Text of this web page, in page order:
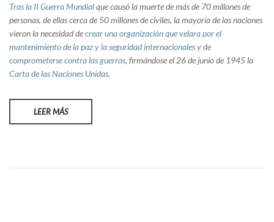
Tras la II Guerra Mundialque causó la muerte de más de 70 millones de
personas, de ellas cerca de 50 millones de civiles, la mayoría de las naciones
vieron la necesidad decrear una organización que velara por el
mantenimiento de la paz y la seguridad internacionales y de
comprometerse contra las guerras, firmándose el 26 de junio de 1945 la
Carta de las Naciones Unidas.
LEER MÁS